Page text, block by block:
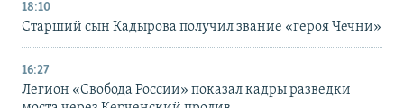
18:10
Старший сын Кадырова получил звание «героя Чечни»
16:27
Легион «Свобода России» показал кадры разведки